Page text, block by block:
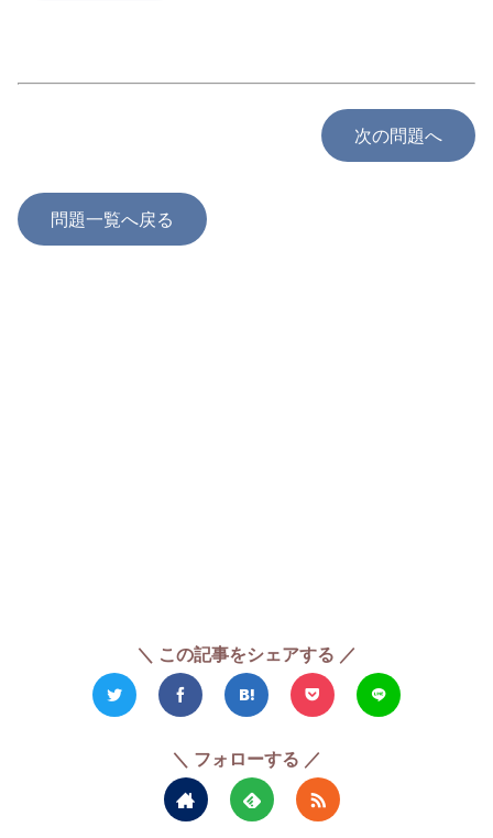
次の問題へ
問題一覧へ戻る
＼ この記事をシェアする ／
＼ フォローする ／